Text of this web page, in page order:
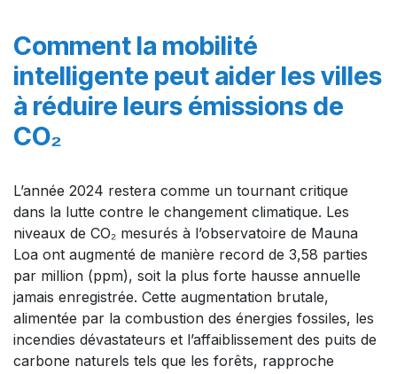
Comment la mobilité
intelligente peut aider les villes
à réduire leurs émissions de
CO₂
L’année 2024 restera comme un tournant critique
dans la lutte contre le changement climatique. Les
niveaux de CO₂ mesurés à l’observatoire de Mauna
Loa ont augmenté de manière record de 3,58 parties
par million (ppm), soit la plus forte hausse annuelle
jamais enregistrée. Cette augmentation brutale,
alimentée par la combustion des énergies fossiles, les
incendies dévastateurs et l’affaiblissement des puits de
carbone naturels tels que les forêts, rapproche